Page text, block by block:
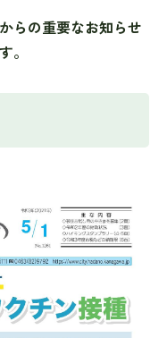
らの重要なお知らせ
。